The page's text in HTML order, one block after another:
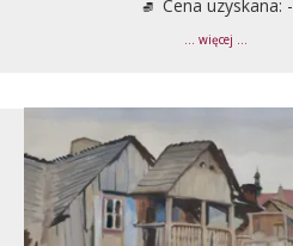
Cena uzyskana: -
... więcej ...